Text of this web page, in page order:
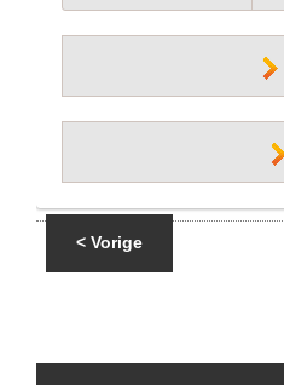
< Vorige